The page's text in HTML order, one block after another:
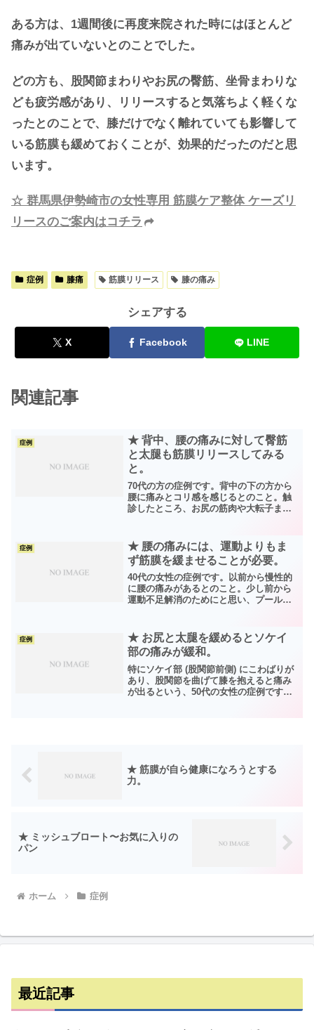
ある方は、1週間後に再度来院された時にはほとんど
痛みが出ていないとのことでした。
どの方も、股関節まわりやお尻の臀筋、坐骨まわりな
ども疲労感があり、リリースすると気落ちよく軽くな
ったとのことで、膝だけでなく離れていても影響して
いる筋膜も緩めておくことが、効果的だったのだと思
います。
☆ 群馬県伊勢崎市の女性専用 筋膜ケア整体 ケーズリ
リースのご案内はコチラ
症例 膝痛 筋膜リリース 膝の痛み
シェアする
X Facebook LINE
関連記事
症例
★ 背中、腰の痛みに対して臀筋
と太腿も筋膜リリースしてみる
と。
70代の方の症例です。背中の下の方から
腰に痛みとコリ感を感じるとのこと。触
診したところ、お尻の筋肉や大転子まわ
その後に腰、背中をリリースしたとこ
ろ、腰や背筋が伸びた感じ...
症例
★ 腰の痛みには、運動よりもま
ず筋膜を緩ませることが必要。
40代の女性の症例です。以前から慢性的
に腰の痛みがあるとのこと。少し前から
運動不足解消のためにと思い、プールに
っぱなしの時などには常にダルさやハリ
が感じられて、なかなか...
症例
★ お尻と太腿を緩めるとソケイ
部の痛みが緩和。
特にソケイ部 (股関節前側) にこわばりが
あり、股関節を曲げて膝を抱えると痛み
が出るという、50代の女性の症例です。
★ 筋膜が自ら健康になろうとする
力。
★ ミッシュブロート〜お気に入りの
パン
ホーム 症例
最近記事